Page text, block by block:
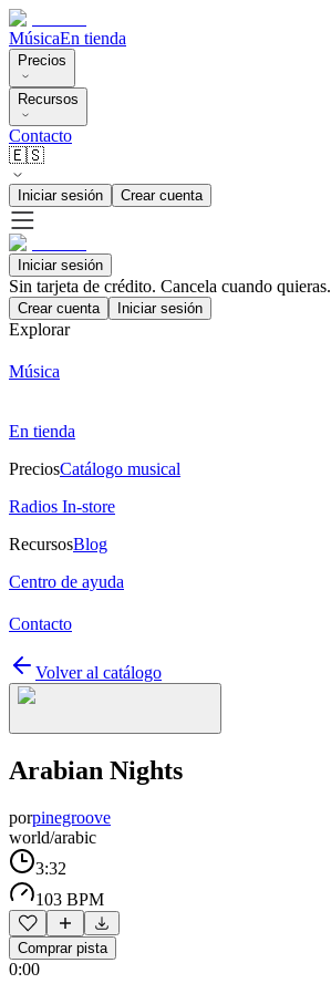
MúsicaEn tienda
Precios
Recursos
Contacto
🇪🇸
Iniciar sesión Crear cuenta
Iniciar sesión
Sin tarjeta de crédito. Cancela cuando quieras.
Crear cuenta Iniciar sesión
Explorar
Música
En tienda
PreciosCatálogo musical
Radios In-store
RecursosBlog
Centro de ayuda
Contacto
Volver al catálogo
Arabian Nights
porpinegroove
world/arabic
3:32
103 BPM
Comprar pista
0:00